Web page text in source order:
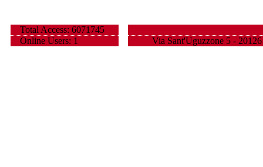
Total Access: 6071745
Online Users: 1
Via Sant'Uguzzone 5 -